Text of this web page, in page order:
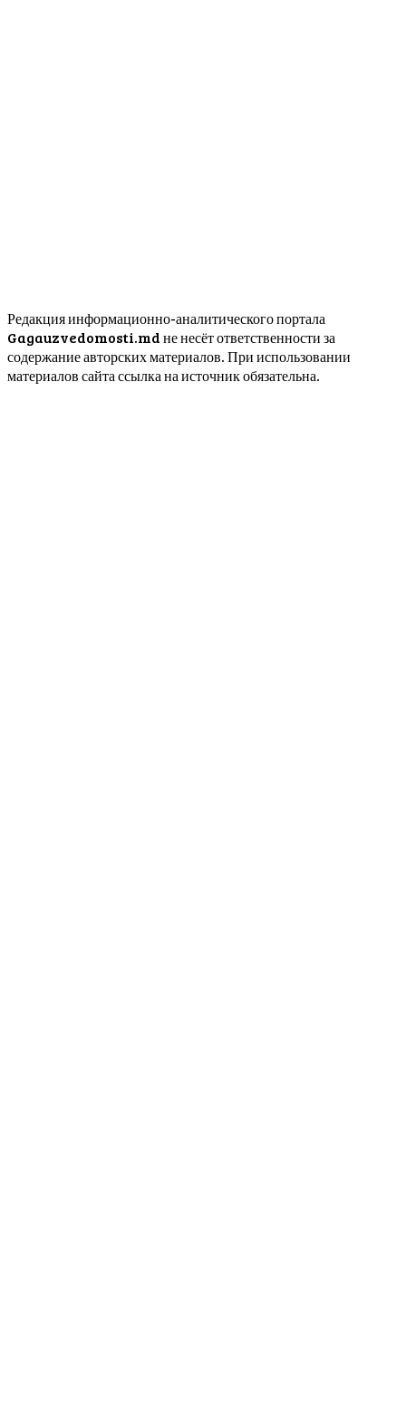
Редакция информационно-аналитического портала
Gagauzvedomosti.md не несёт ответственности за
содержание авторских материалов. При использовании
материалов сайта ссылка на источник обязательна.